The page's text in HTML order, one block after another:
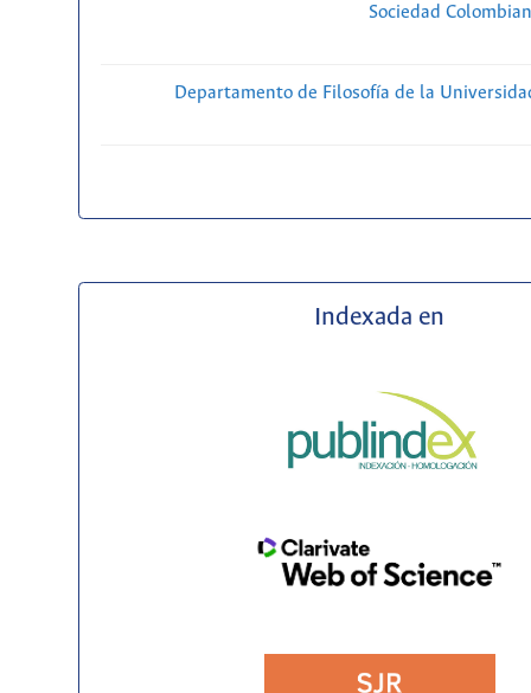
Sociedad
Departamento de Filosofía de la
Indexada en